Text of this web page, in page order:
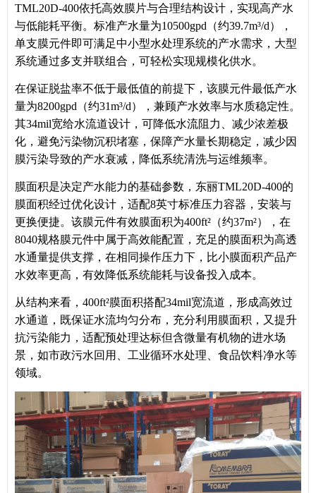
TML20D-400依托高效膜片与合理结构设计，实现高产水
与低能耗平衡。标准产水量为10500gpd（约39.7m³/d），
单支膜元件即可满足中小型水处理系统的产水需求，大型
系统通过多支并联组合，可轻松实现规模化供水。
在保证脱盐率不低于最低值的前提下，该膜元件最低产水
量为8200gpd（约31m³/d），兼顾产水效率与水质稳定性。
其34mil宽给水流道设计，可降低水流阻力、减少浓差极
化，避免污染物沉积堵塞，保障产水量长期稳定，减少因
膜污染导致的产水衰减，降低系统清洗与运维频率。
膜面积是决定产水能力的基础参数，东丽TML20D-400的
膜面积经过优化设计，适配8英寸标准压力容器，安装与
更换便捷。该膜元件有效膜面积为400ft²（约37m²），在
8040规格膜元件中属于高效能配置，充足的膜面积为高透
水通量提供支撑，在相同操作压力下，比小膜面积产品产
水效率更高，有效降低系统能耗与设备投入成本。
从结构来看，400ft²膜面积搭配34mil宽流道，形成高效过
水通道，既保证水流均匀分布，充分利用膜面积，又提升
抗污染能力，适配预处理达标但含微量有机物的进水场
景，如市政污水回用、工业循环水处理、食品饮料净水等
领域。